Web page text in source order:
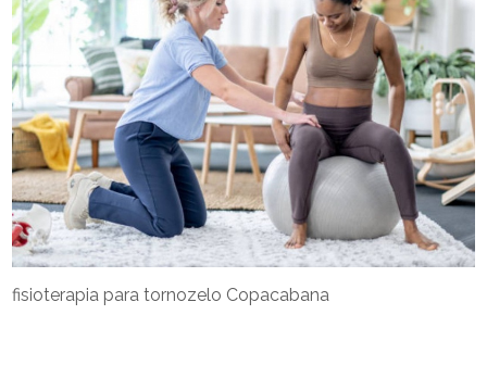
fisioterapia para tornozelo Copacabana